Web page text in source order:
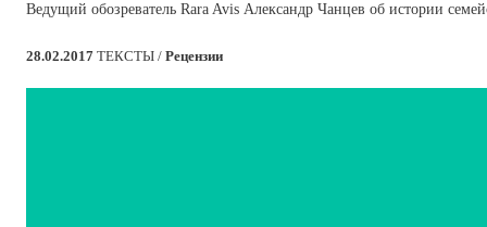
Ведущий обозреватель Rara Avis Александр Чанцев об истории
28.02.2017 ТЕКСТЫ / Рецензии